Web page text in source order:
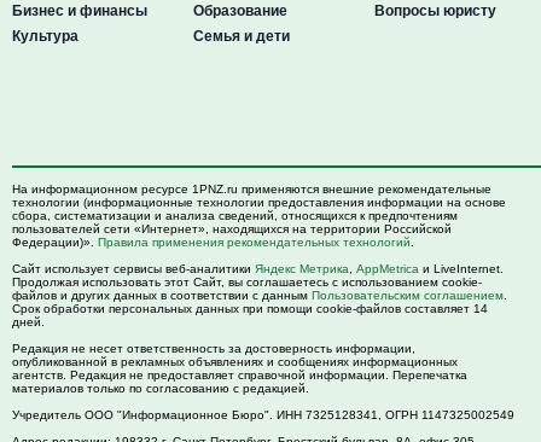
Бизнес и финансы
Культура
Образование
Семья и дети
Вопросы юристу
На информационном ресурсе 1PNZ.ru применяются внешние рекомендательные
технологии (информационные технологии предоставления информации на основе
сбора, систематизации и анализа сведений, относящихся к предпочтениям
пользователей сети «Интернет», находящихся на территории Российской
Федерации)». Правила применения рекомендательных технологий
Сайт использует сервисы веб-аналитики Яндекс Метрика AppMetrica и LiveInternet.
Продолжая использовать этот Сайт, вы соглашаетесь с использованием cookie-
файлов и других данных в соответствии с данным Пользовательским соглашением
Срок обработки персональных данных при помощи cookie-файлов составляет 14
дней.
Редакция не несет ответственность за достоверность информации,
опубликованной в рекламных объявлениях и сообщениях информационных
агентств. Редакция не предоставляет справочной информации. Перепечатка
материалов только по согласованию с редакцией.
Учредитель ООО "Информационное Бюро". ИНН 7325128341, ОГРН 1147325002549